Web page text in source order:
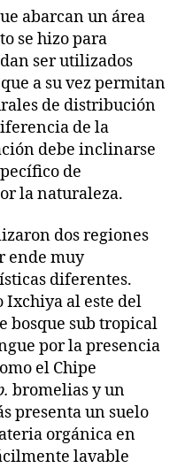
abarcan un área
se hizo para
ser utilizados
a su vez permitan
de distribución
de la
debe inclinarse
de
la naturaleza.
dos regiones
ende muy
diferentes.
Ixchiya al este del
bosque sub tropical
por la presencia
el Chipe
bromelias y un
presenta un suelo
orgánica en
lavable